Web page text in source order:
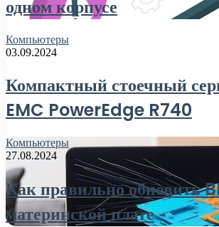
одном корпусе
Компьютеры
03.09.2024
Компактный стоечный
EMC PowerEdge R740
Компьютеры
27.08.2024
Как правильно обновить
материнской плате